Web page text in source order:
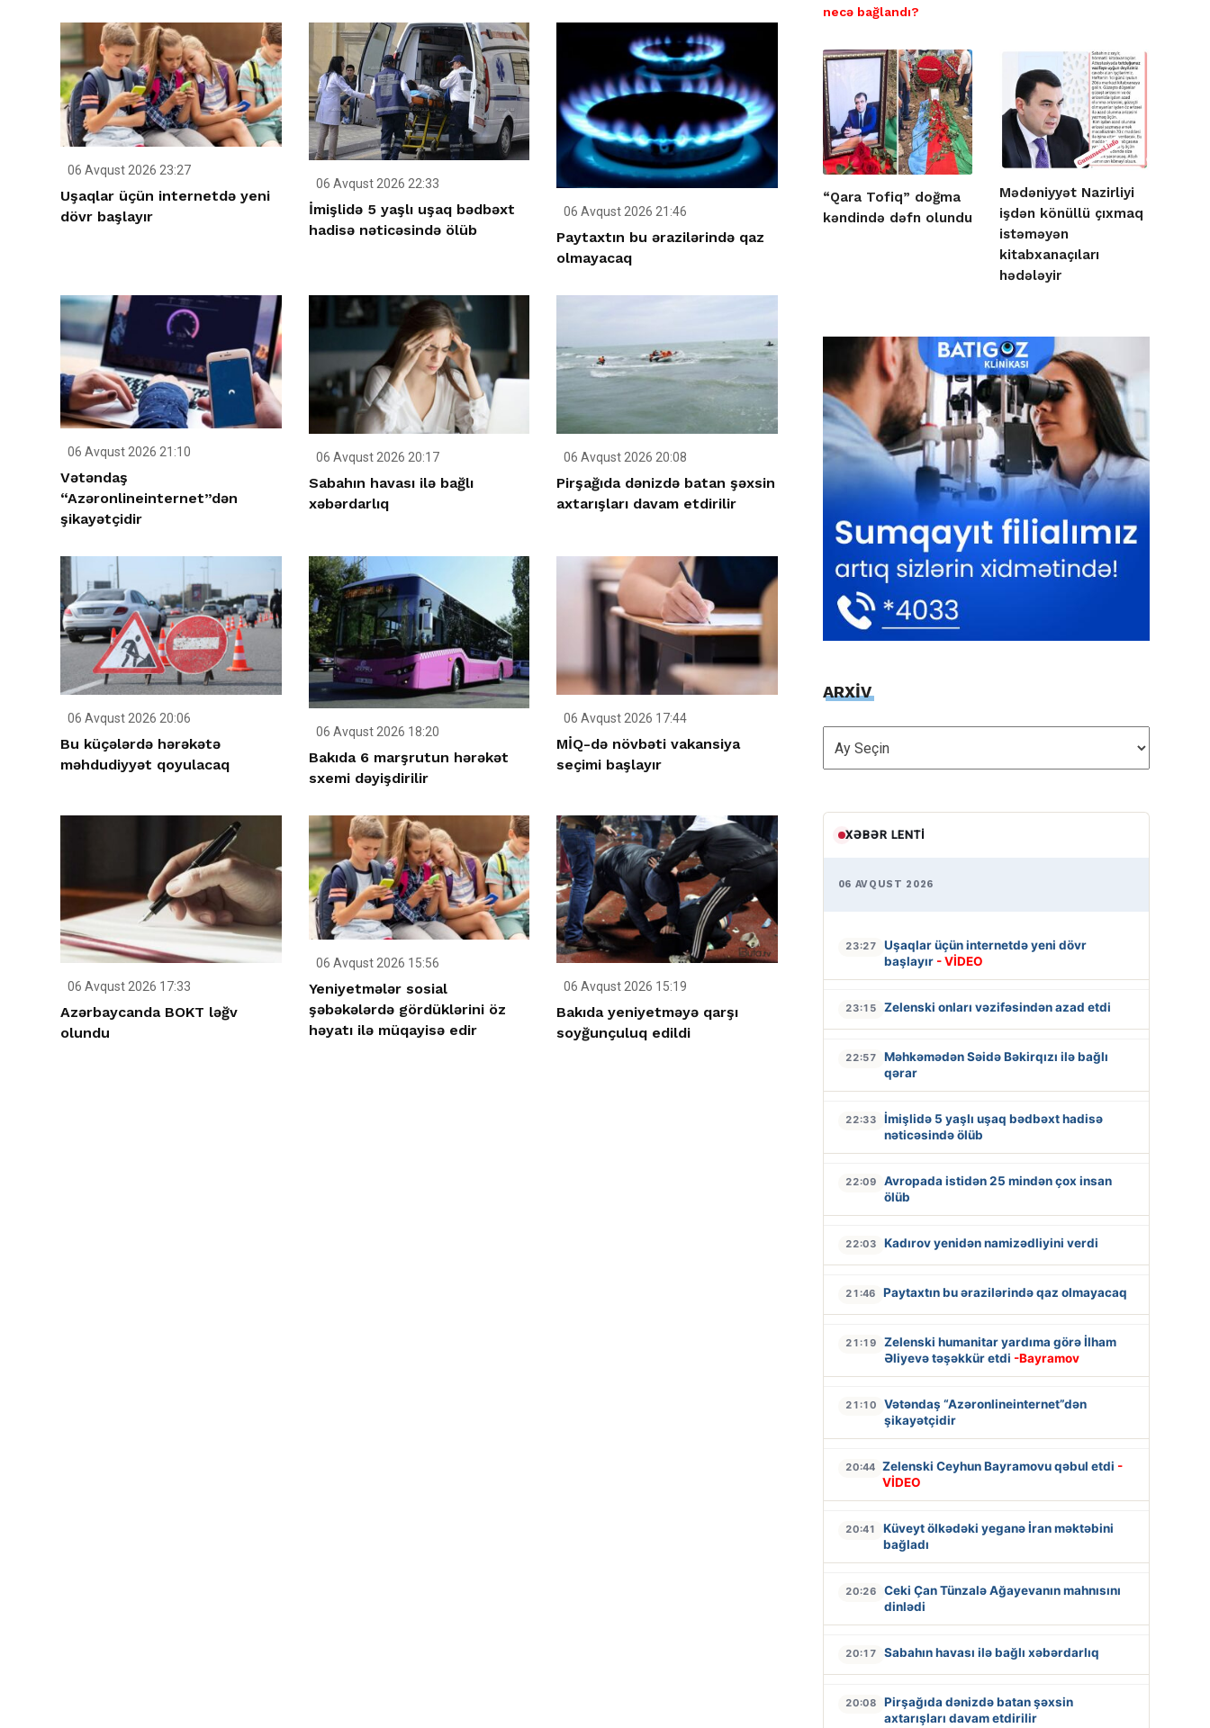
06 Avqust 2026 23:27
Uşaqlar üçün internetdə yeni
dövr başlayır
06 Avqust 2026 22:33
İmişlidə 5 yaşlı uşaq bədbəxt
hadisə nəticəsində ölüb
06 Avqust 2026 21:46
Paytaxtın bu ərazilərində qaz
olmayacaq
06 Avqust 2026 21:10
Vətəndaş
“Azəronlineinternet”dən
şikayətçidir
06 Avqust 2026 20:17
Sabahın havası ilə bağlı
xəbərdarlıq
06 Avqust 2026 20:08
Pirşağıda dənizdə batan şəxsin
axtarışları davam etdirilir
06 Avqust 2026 20:06
Bu küçələrdə hərəkətə
məhdudiyyət qoyulacaq
06 Avqust 2026 18:20
Bakıda 6 marşrutun hərəkət
sxemi dəyişdirilir
06 Avqust 2026 17:44
MİQ-də növbəti vakansiya
seçimi başlayır
06 Avqust 2026 17:33
Azərbaycanda BOKT ləğv
olundu
06 Avqust 2026 15:56
Yeniyetmələr sosial
şəbəkələrdə gördüklərini öz
həyatı ilə müqayisə edir
06 Avqust 2026 15:19
Bakıda yeniyetməyə qarşı
soyğunçuluq edildi
necə bağlandı?
“Qara Tofiq” doğma
kəndində dəfn olundu
Mədəniyyət Nazirliyi
işdən könüllü çıxmaq
istəməyən
kitabxanaçıları
hədələyir
ARXİV
ARXİV
XƏBƏR LENTI
06 AVQUST 2026
23:27
Uşaqlar üçün internetdə yeni dövr
başlayır - VİDEO
23:15 Zelenski onları vəzifəsindən azad etdi
22:57
Məhkəmədən Səidə Bəkirqızı ilə bağlı
qərar
22:33
İmişlidə 5 yaşlı uşaq bədbəxt hadisə
nəticəsində ölüb
22:09
Avropada istidən 25 mindən çox insan
ölüb
22:03 Kadırov yenidən namizədliyini verdi
21:46 Paytaxtın bu ərazilərində qaz olmayacaq
21:19
Zelenski humanitar yardıma görə İlham
Əliyevə təşəkkür etdi -Bayramov
21:10
Vətəndaş “Azəronlineinternet”dən
şikayətçidir
20:44 Zelenski Ceyhun Bayramovu qəbul etdi -
VİDEO
20:41
Küveyt ölkədəki yeganə İran məktəbini
bağladı
20:26
Ceki Çan Tünzalə Ağayevanın mahnısını
dinlədi
20:17 Sabahın havası ilə bağlı xəbərdarlıq
20:08
Pirşağıda dənizdə batan şəxsin
axtarışları davam etdirilir